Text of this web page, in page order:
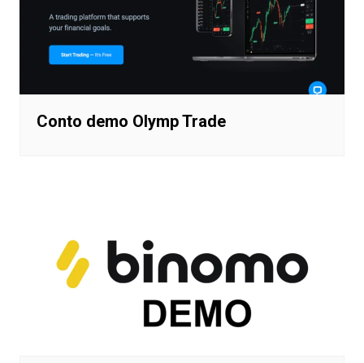
Conto demo Olymp Trade